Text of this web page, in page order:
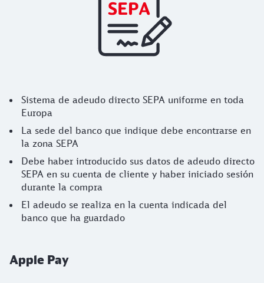
Sistema de adeudo directo SEPA uniforme en toda
Europa
La sede del banco que indique debe encontrarse en
la zona SEPA
Debe haber introducido sus datos de adeudo directo
SEPA en su cuenta de cliente y haber iniciado sesión
durante la compra
El adeudo se realiza en la cuenta indicada del
banco que ha guardado
Apple Pay